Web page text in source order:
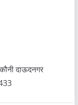
दाऊदनगर